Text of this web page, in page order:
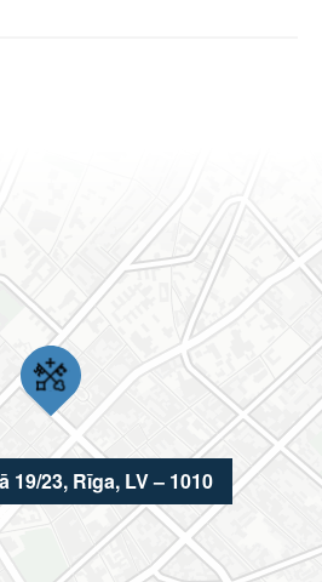
19/23, Rīga, LV – 1010